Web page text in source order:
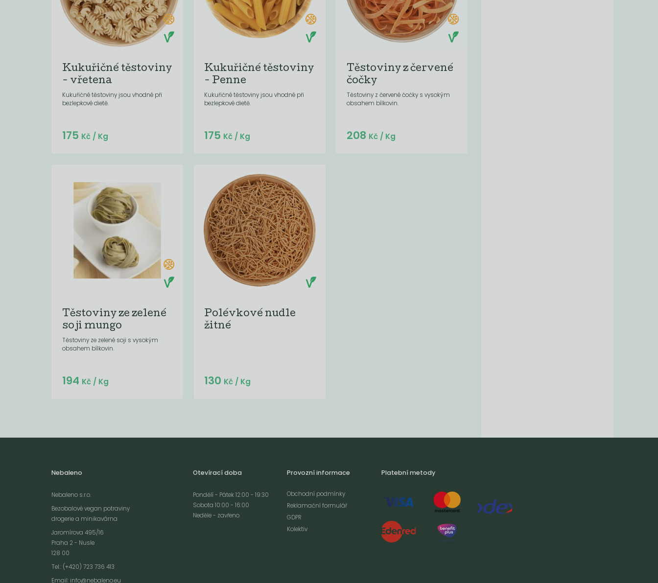
Kukuřičné těstoviny
- vřetena
Kukuřičné těstoviny jsou vhodné při
bezlepkové dietě.
Do košíku:
175 Kč/ Kg
Kukuřičné těstoviny
- Penne
Kukuřičné těstoviny jsou vhodné při
bezlepkové dietě.
Do košíku:
175 Kč / Kg
Těstoviny z červené
čočky
Těstoviny z červené čočky s vysokým
obsahem bílkovin.
Do košíku:
208 Kč/ Kg
Těstoviny ze zelené
soji mungo
Těstoviny ze zelené soji s vysokým
obsahem bílkovin.
Do košíku:
194 Kč/ Kg
Polévkové nudle
žitné
Do košíku:
130 Kč / Kg
Nebaleno
Nebaleno s.r.o.
Bezobalové vegan potraviny
drogerie a minikavárna
Jaromírova 495/16
Praha 2 - Nusle
128 00
Tel.: (+420) 723 736 413
Email: info@nebaleno.eu
Otevírací doba
Pondělí - Pátek 12:00 - 19:30
Sobota 10:00 - 16:00
Neděle - zavřeno
Provozní informace
Obchodní podmínky
Reklamační formulář
GDPR
Kolektiv
Platební metody
Webové stránky používají k poskytování služeb, personalizaci reklam a analýze